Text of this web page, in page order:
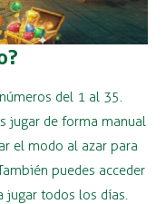
del 1 al 35.
jugar de forma manual
el modo al azar para
puedes acceder
jugar todos los días.